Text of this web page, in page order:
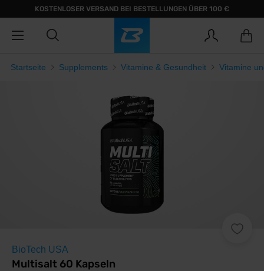
KOSTENLOSER VERSAND BEI BESTELLUNGEN ÜBER 100 €
Startseite Supplements Vitamine & Gesundheit Vitamine
BioTech USA
Multisalt 60 Kapseln